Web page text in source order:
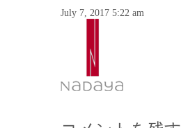
July 7, 2017 5:22 am